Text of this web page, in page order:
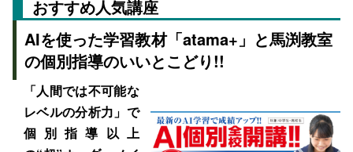
おすすめ人気講座
AIを使った学習教材「atama+」と馬渕教室
の個別指導のいいとこどり!!
「人間では不可能な
レベルの分析力」で
個別指導以上